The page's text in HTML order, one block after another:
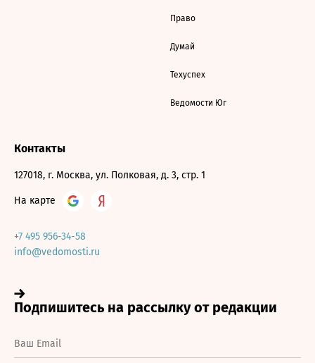
Право
Думай
Техуспех
Ведомости Юг
Контакты
127018, г. Москва, ул. Полковая, д. 3, стр. 1
На карте
+7 495 956-34-58
info@vedomosti.ru